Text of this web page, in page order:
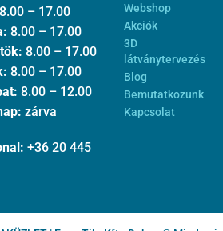
8.00 – 17.00
8.00 – 17.00
8.00 – 17.00
8.00 – 17.00
8.00 – 12.00
zárva
+36 20 445
Webshop
Akciók
3D
látványtervezés
Blog
Bemutatkozunk
Kapcsolat